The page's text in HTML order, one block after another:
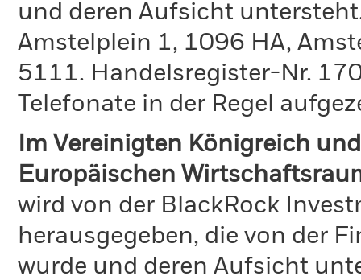
und deren Aufsicht
Amstelplein 1, 1096 HA,
5111. Handelsregister-Nr.
Telefonate in der Regel
Im Vereinigten Königreich
Europäischen
wird von der BlackRock
herausgegeben, die von der
wurde und deren Aufsicht